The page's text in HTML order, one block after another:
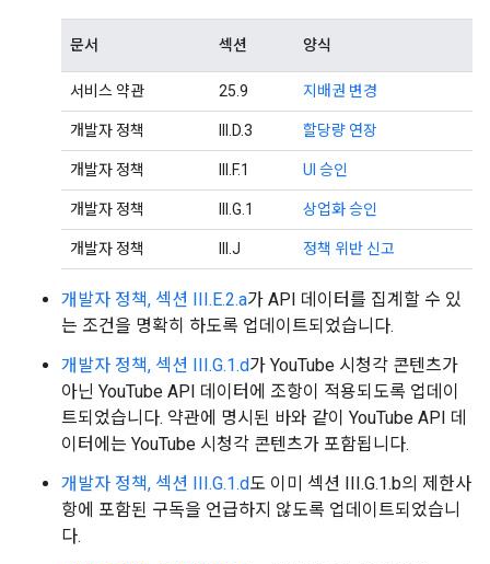
문서 섹션 양식
서비스 약관 25.9 지배권 변경
개발자 정책 III.D.3 할당량 연장
개발자 정책 III.F.1 UI 승인
개발자 정책 III.G.1 상업화 승인
개발자 정책 III.J 정책 위반 신고
개발자 정책, 섹션 III.E.2.a가 API 데이터를 집계할 수 있
는 조건을 명확히 하도록 업데이트되었습니다.
개발자 정책, 섹션 III.G.1.d가 YouTube 시청각 콘텐츠가
아닌 YouTube API 데이터에 조항이 적용되도록 업데이
트되었습니다. 약관에 명시된 바와 같이 YouTube API 데
이터에는 YouTube 시청각 콘텐츠가 포함됩니다.
개발자 정책, 섹션 III.G.1.d도 이미 섹션 III.G.1.b의 제한사
항에 포함된 구독을 언급하지 않도록 업데이트되었습니
다.